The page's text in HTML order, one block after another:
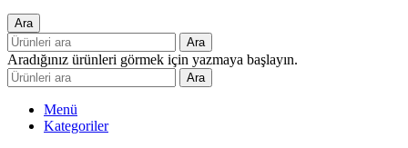
Ara
Ara
Aradığınız ürünleri görmek için yazmaya başlayın.
Ara
Menü
Kategoriler